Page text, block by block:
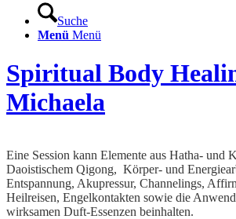
Suche
Menü Menü
Spiritual Body
Michaela
Eine Session kann Elemente aus Hatha- und
Daoistischem Qigong, Körper- und
Entspannung, Akupressur, Channelings,
Heilreisen, Engelkontakten sowie die
wirksamen Duft-Essenzen beinhalten.